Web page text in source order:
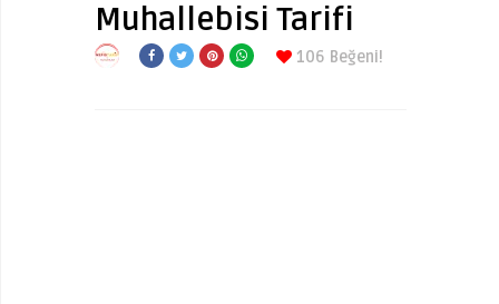
Muhallebisi Tarifi
106 Beğeni!